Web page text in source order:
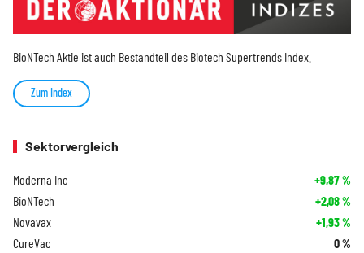
BioNTech Aktie ist auch Bestandteil des Biotech Supertrends Index
Zum Index
Sektorvergleich
Moderna Inc +9,87%
BioNTech +2,08%
Novavax +1,93%
CureVac 0%